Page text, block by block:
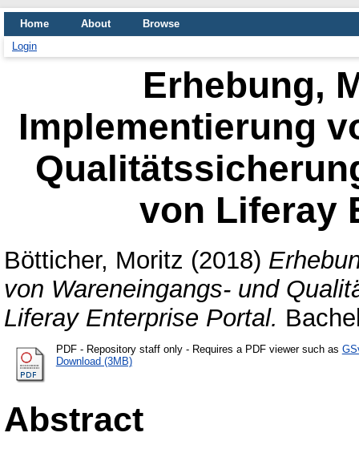
Home About
Browse
Login
Erhebung,
Implementierung
von Liferay
Bötticher, Moritz (2018)
von Wareneingangs- und
Liferay Enterprise Portal.
PDF- Repository staff only - Requires a PDF viewer such as
Download (3MB)
Abstract